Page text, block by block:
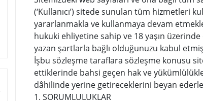
(‘Kullanıcı’) sitede sunulan tüm hizmetleri
yararlanmakla ve kullanmaya devam
hukuki ehliyetine sahip ve 18 yaşın
yazan şartlarla bağlı olduğunuzu kabul etmiş
İşbu sözleşme taraflara sözleşme konusu
ettiklerinde bahsi geçen hak ve
dâhilinde yerine getireceklerini beyan
1. SORUMLULUKLAR